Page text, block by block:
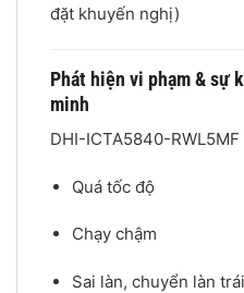
đặt khuyến nghị)
Phát hiện vi phạm & sự
minh
DHI-ICTA5840-
Quá tốc độ
Chạy chậm
Sai làn, chuyển làn